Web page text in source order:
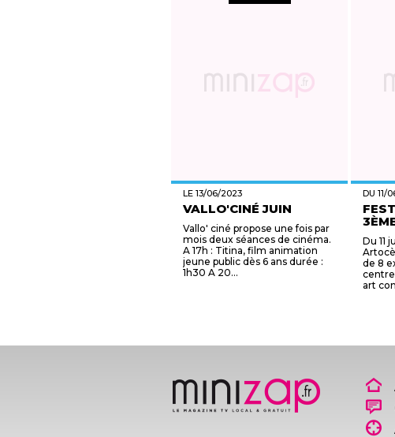
LE 13/06/2023
VALLO'CINÉ JUIN
Vallo' ciné propose une fois par
mois deux séances de cinéma.
A 17h : Titina, film animation
jeune public dès 6 ans durée :
1h30 A 20...
DU 11/
Du 11
de 8
art